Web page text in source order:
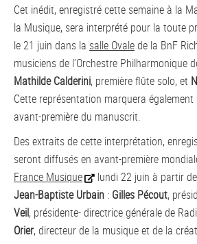
Cet inédit, enregistré cette semaine à la
la Musique, sera interprété pour la toute
le 21 juin dans la salle Ovalede la BnF
musiciens de l’Orchestre Philharmonique
Mathilde Calderini, première flûte solo, et
Cette représentation marquera également
avant-première du manuscrit.
Des extraits de cette interprétation,
seront diffusés en avant-première
France Musique
lundi 22 juin à partir
Jean-Baptiste Urbain : Gilles Pécout,
Veil, présidente- directrice générale de
Orier, directeur de la musique et de la